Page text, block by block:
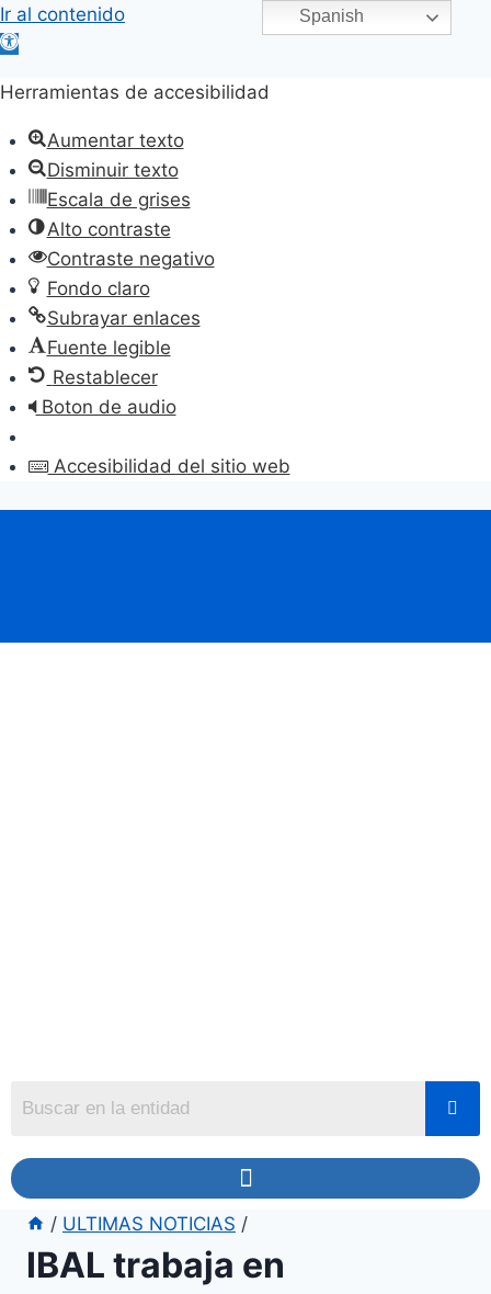
Ir al contenido
Abrir
de
herramientas
Herramientas de accesibilidad
Aumentar texto
Disminuir texto
Escala de grises
Alto contraste
Contraste negativo
Fondo claro
Subrayar enlaces
Fuente legible
Restablecer
Boton de audio
Accesibilidad del sitio web
/ ULTIMAS NOTICIAS /
IBAL trabaja en
Spanish